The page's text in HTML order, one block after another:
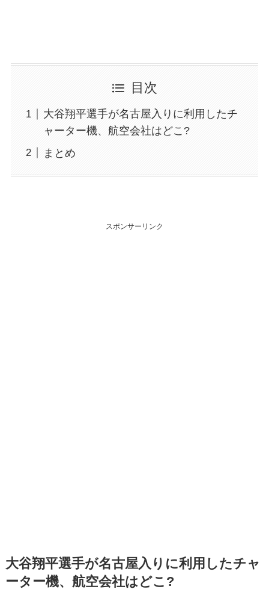
目次
大谷翔平選手が名古屋入りに利用したチ
ャーター機、航空会社はどこ?
まとめ
スポンサーリンク
大谷翔平選手が名古屋入りに利用したチャ
ーター機、航空会社はどこ?